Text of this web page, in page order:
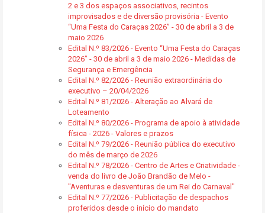
2 e 3 dos espaços associativos, recintos
improvisados e de diversão provisória - Evento
“Uma Festa do Caraças 2026” - 30 de abril a 3 de
maio 2026
Edital N.º 83/2026 - Evento “Uma Festa do Caraças
2026” - 30 de abril a 3 de maio 2026 - Medidas de
Segurança e Emergência
Edital N.º 82/2026 - Reunião extraordinária do
executivo – 20/04/2026
Edital N.º 81/2026 - Alteração ao Alvará de
Loteamento
Edital N.º 80/2026 - Programa de apoio à atividade
física - 2026 - Valores e prazos
Edital N.º 79/2026 - Reunião pública do executivo
do mês de março de 2026
Edital N.º 78/2026 - Centro de Artes e Criatividade -
venda do livro de João Brandão de Melo -
"Aventuras e desventuras de um Rei do Carnaval"
Edital N.º 77/2026 - Publicitação de despachos
proferidos desde o início do mandato